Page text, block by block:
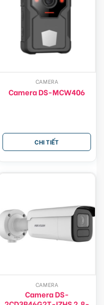
CAMERA
Camera DS-MCW406
CHI TIẾT
CAMERA
Camera DS-